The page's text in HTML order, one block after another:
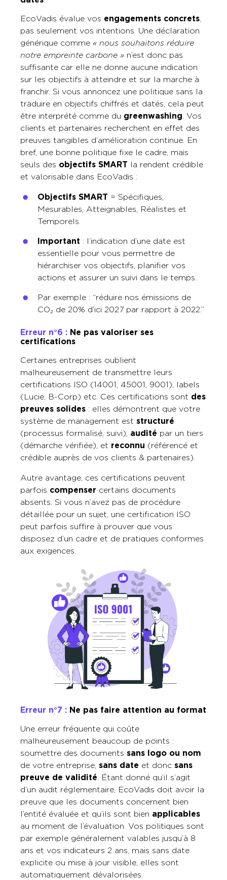
EcoVadis évalue vos engagements concrets,
pas seulement vos intentions. Une déclaration
générique comme « nous souhaitons réduire
notre empreinte carbone » n’est donc pas
suffisante car elle ne donne aucune indication
sur les objectifs à atteindre et sur la marche à
franchir. Si vous annoncez une politique sans la
traduire en objectifs chiffrés et datés, cela peut
être interprété comme du greenwashing. Vos
clients et partenaires recherchent en effet des
preuves tangibles d’amélioration continue. En
bref, une bonne politique fixe le cadre, mais
seuls des objectifs SMART la rendent crédible
et valorisable dans EcoVadis :
Objectifs SMART = Spécifiques,
Mesurables, Atteignables, Réalistes et
Temporels.
Important : l’indication d’une date est
essentielle pour vous permettre de
hiérarchiser vos objectifs, planifier vos
actions et assurer un suivi dans le temps.
Par exemple : “réduire nos émissions de
CO₂ de 20% d’ici 2027 par rapport à 2022.”
Erreur n°6 : Ne pas valoriser ses
certifications
Certaines entreprises oublient
malheureusement de transmettre leurs
certifications ISO (14001, 45001, 9001), labels
(Lucie, B-Corp) etc. Ces certifications sont des
preuves solides : elles démontrent que votre
système de management est structuré
(processus formalisé, suivi), audité par un tiers
(démarche vérifiée), et reconnu (référencé et
crédible auprès de vos clients & partenaires).
Autre avantage, ces certifications peuvent
parfois compenser certains documents
absents. Si vous n’avez pas de procédure
détaillée pour un sujet, une certification ISO
peut parfois suffire à prouver que vous
disposez d’un cadre et de pratiques conformes
aux exigences.
Erreur n°7 : Ne pas faire attention au format
Une erreur fréquente qui coûte
malheureusement beaucoup de points :
soumettre des documents sans logo ou nom
de votre entreprise, sans date et donc sans
preuve de validité . Étant donné qu’il s’agit
d’un audit réglementaire, EcoVadis doit avoir la
preuve que les documents concernent bien
l’entité évaluée et qu’ils sont bien applicables
au moment de l’évaluation. Vos politiques sont
par exemple généralement valables jusqu’à 8
ans et vos indicateurs 2 ans, mais sans date
explicite ou mise à jour visible, elles sont
automatiquement dévalorisées.